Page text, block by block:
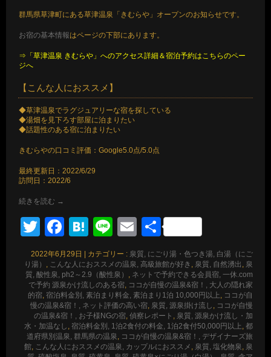
群馬県草津町にある草津温泉「きむらや」オープンのお知らせです。
お宿の基本情報はページの下部にあります。
⇒「草津温泉 きむらや」へのアクセス詳細＆宿泊予約はこちらのペー
ジへ
【こんな人におススメ】
◆草津温泉でラグジュアリーな宿を探している
◆湯畑を見下ろす部屋に泊まりたい
◆話題性のある宿に泊まりたい
きむらやの口コミ評価：Google5.0点/5.0点
最終更新日：2022/6/29
訪問日：2022/6
続きを読む →
Twitter
Facebook
Hatena
LineEmail
共
有
2022年6月29日 | カテゴリー : 泉質, にごり湯・色つき湯, 白湯（にご
り湯）
こんな人におススメの温泉, 高級旅館が好き 泉質, 自然湧出
泉
質, 酸性泉, ph2～2.9（酸性泉）
ネットで予約できる会員宿, 一休.com
で予約 源泉かけ流しのある宿 ココが自慢の温泉&宿！, 大人の隠れ家
的宿 宿泊料金別, 素泊まり料金, 素泊まり1泊 10,000円以上
ココが自
慢の温泉&宿！, ネット評価の高い宿 泉質, 源泉掛け流し
ココが自慢
の温泉&宿！, お子様NGの宿 偵察レポート
泉質, 源泉かけ流し・加
水・加温なし 宿泊料金別, 1泊2食付の料金, 1泊2食付50,000円以上 都
道府県別温泉, 群馬県の温泉
ココが自慢の温泉&宿！, デザイナーズ旅
館
こんな人におススメの温泉, カップルにおススメ 泉質, 塩化物泉 泉